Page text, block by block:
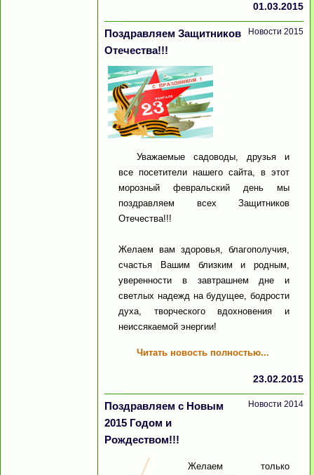
01.03.2015
Поздравляем Защитников
Отечества!!!
Новости 2015
Уважаемые садоводы, друзья и
все посетители нашего сайта, в этот
морозный февральский день мы
поздравляем всех Защитников
Отечества!!!
Желаем вам здоровья, благополучия,
счастья Вашим близким и родным,
уверенности в завтрашнем дне и
светлых надежд на будущее, бодрости
духа, творческого вдохновения и
неиссякаемой энергии!
Читать новость полностью...
23.02.2015
Поздравляем с Новым
2015 Годом и
Рождеством!!!
Новости 2014
Желаем только